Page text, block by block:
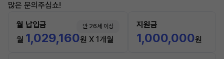
많은 문의주십쇼!
월 납입금 만 26세 이상
월 1,029,160원 X 1개월
지원금
1,000,000원